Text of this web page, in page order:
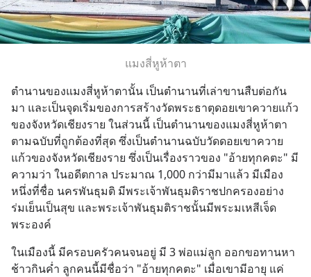
แมงสี่หูห้าตา
ตำนานของแมงสี่หูห้าตานั้น เป็นตำนานที่เล่าขานสืบต่อกัน
มา และเป็นจุดเริ่มของการสร้างวัดพระธาตุดอยเขาควายแก้ว
ของจังหวัดเชียงราย ในส่วนนี้ เป็นตำนานของแมงสี่หูห้าตา
ตามฉบับที่ถูกต้องที่สุด ซึ่งเป็นตำนานฉบับวัดดอยเขาควาย
แก้วของจังหวัดเชียงราย ซึ่งเป็นเรื่องราวของ "อ้ายทุกคตะ" มี
ความว่า ในอดีตกาล ประมาณ 1,000 กว่ามีมาแล้ว มีเมือง
หนึ่งที่ชื่อ นครพันธุมติ มีพระเจ้าพันธุมติราชปกครองอย่าง
ร่มเย็นเป็นสุข และพระเจ้าพันธุมติราชนั้นมีพระมเหสีเจ็ด
พระองค์
ในเมืองนี้ มีครอบครัวคนจนอยู่ มี 3 พ่อแม่ลูก ออกขอทานหา
ช้าวกินค่ำ ลูกคนนี้มีชื่อว่า "อ้ายทุกคตะ" เมื่อเขามีอายุ แค่